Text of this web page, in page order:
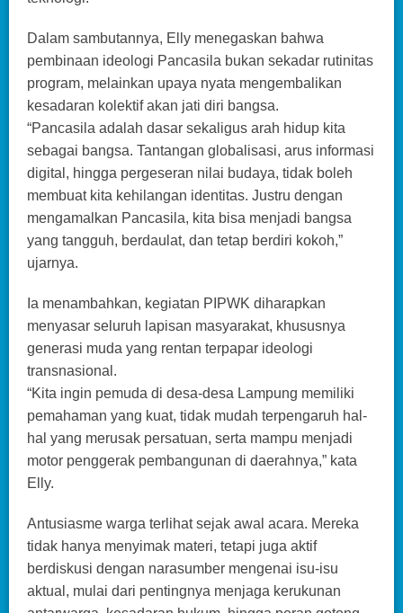
Dalam sambutannya, Elly menegaskan bahwa
pembinaan ideologi Pancasila bukan sekadar rutinitas
program, melainkan upaya nyata mengembalikan
kesadaran kolektif akan jati diri bangsa.
“Pancasila adalah dasar sekaligus arah hidup kita
sebagai bangsa. Tantangan globalisasi, arus informasi
digital, hingga pergeseran nilai budaya, tidak boleh
membuat kita kehilangan identitas. Justru dengan
mengamalkan Pancasila, kita bisa menjadi bangsa
yang tangguh, berdaulat, dan tetap berdiri kokoh,”
ujarnya.
Ia menambahkan, kegiatan PIPWK diharapkan
menyasar seluruh lapisan masyarakat, khususnya
generasi muda yang rentan terpapar ideologi
transnasional.
“Kita ingin pemuda di desa-desa Lampung memiliki
pemahaman yang kuat, tidak mudah terpengaruh hal-
hal yang merusak persatuan, serta mampu menjadi
motor penggerak pembangunan di daerahnya,” kata
Elly.
Antusiasme warga terlihat sejak awal acara. Mereka
tidak hanya menyimak materi, tetapi juga aktif
berdiskusi dengan narasumber mengenai isu-isu
aktual, mulai dari pentingnya menjaga kerukunan